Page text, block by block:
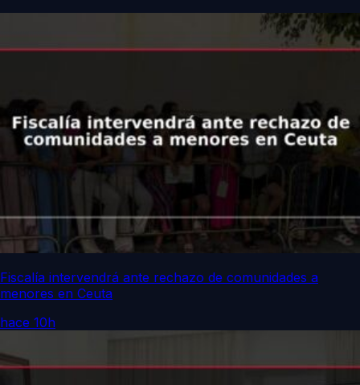
Fiscalía intervendrá ante rechazo de comunidades a
menores en Ceuta
hace 10h